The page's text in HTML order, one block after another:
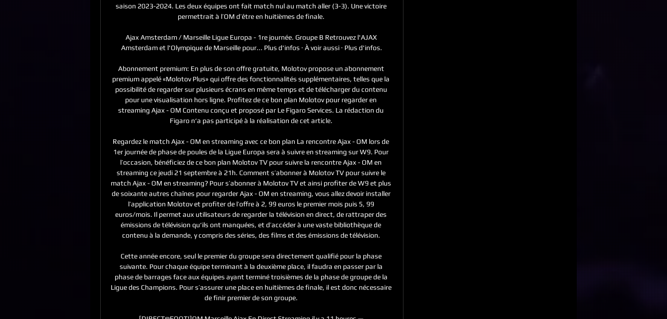
saison 2023-2024. Les deux équipes ont fait match nul au match aller (3-3). Une victoire
permettrait à l’OM d’être en huitièmes de finale.
Ajax Amsterdam / Marseille Ligue Europa - 1re journée. Groupe B Retrouvez l'AJAX
Amsterdam et l'Olympique de Marseille pour... Plus d'infos · À voir aussi · Plus d'infos.
Abonnement premium: En plus de son offre gratuite, Molotov propose un abonnement
premium appelé «Molotov Plus» qui offre des fonctionnalités supplémentaires, telles que la
possibilité de regarder sur plusieurs écrans en même temps et de télécharger du contenu
pour une visualisation hors ligne. Profitez de ce bon plan Molotov pour regarder en
streaming Ajax - OM Contenu conçu et proposé par Le Figaro Services. La rédaction du
Figaro n‘a pas participé à la réalisation de cet article.
Regardez le match Ajax - OM en streaming avec ce bon plan La rencontre Ajax - OM lors de
1er journée de phase de poules de la Ligue Europa sera à suivre en streaming sur W9. Pour
l’occasion, bénéficiez de ce bon plan Molotov TV pour suivre la rencontre Ajax - OM en
streaming ce jeudi 21 septembre à 21h. Comment s’abonner à Molotov TV pour suivre le
match Ajax - OM en streaming? Pour s’abonner à Molotov TV et ainsi profiter de W9 et plus
de soixante autres chaînes pour regarder Ajax - OM en streaming, vous allez devoir installer
l’application Molotov et profiter de l’offre à 2, 99 euros le premier mois puis 5, 99
euros/mois. Il permet aux utilisateurs de regarder la télévision en direct, de rattraper des
émissions de télévision qu‘ils ont manquées, et d’accéder à une vaste bibliothèque de
contenu à la demande, y compris des séries, des films et des émissions de télévision.
Cette année encore, seul le premier du groupe sera directement qualifié pour la phase
suivante. Pour chaque équipe terminant à la deuxième place, il faudra en passer par la
phase de barrages face aux équipes ayant terminé troisièmes de la phase de groupe de la
Ligue des Champions. Pour s’assurer une place en huitièmes de finale, il est donc nécessaire
de finir premier de son groupe.